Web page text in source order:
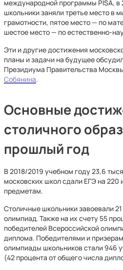
международной программы PISA, в
школьники заняли третье место в
грамотности, пятое место — по
шестое место — по естественно-
Эти и другие достижения
планы и задачи на будущее
Президиума Правительства
Собянина.
Основные
столичного
прошлый год
В 2018/2019 учебном году 23,6
московских школ сдали ЕГЭ на 220
предметам.
Столичные школьники завоевали
олимпиад. Также на их счету 55
победителей Всероссийской
диплома. Победителями и
олимпиады школьников стали 946
(42 процента от общего числа